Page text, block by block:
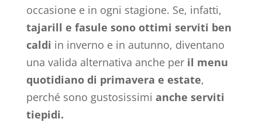
occasione e in ogni stagione. Se, infatti,
tajarill e fasule sono ottimi serviti ben
caldi in inverno e in autunno, diventano
una valida alternativa anche per il menu
quotidiano di primavera e estate,
perché sono gustosissimi anche serviti
tiepidi.